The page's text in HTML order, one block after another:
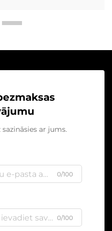
ar jums.
0/100
0/100